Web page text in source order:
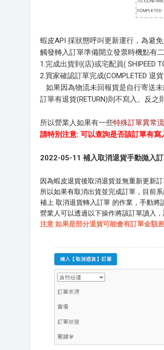
蝦皮API 採狀態呼叫更新運行，為避
觸發轉入訂單準備開立發票時機點有二
1.完成出貨到(店)或宅配員( SHIPEED
2.買家確認訂單完成(COMPLETED 退
如果因為物流未回報貨是自行寄送未
訂單有退貨(RETURN)則不寫入。反之
所以營業人如果有一些特殊訂單異常
請特別注意: 可以查詢是否該訂單有寫
2022-05-11 補入取消退貨手動拋入
因為蝦皮退貨後取消退貨並無重新更新訂
所以如果有取消出貨並完成訂單，目前
補上 取消退貨轉入訂單 的作業，手動將
營業人可以透過以下操作將該訂單讀入
注意 如果是部分退貨可能會有訂單金額